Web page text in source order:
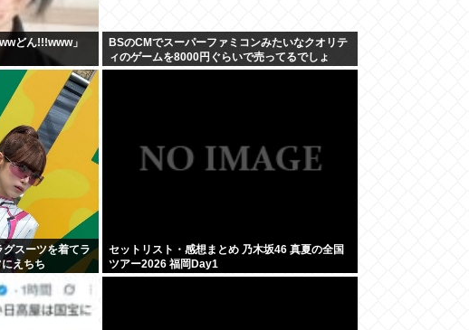
どん!!!www」
BSのCMでスーパーファミコンみたいなクオリテ
ィのゲームを8000円ぐらいで売ってるでしょ
スーツを着てラ
えちち
セットリスト・感想まとめ 乃木坂46 真夏の全国
ツアー2026 福岡Day1